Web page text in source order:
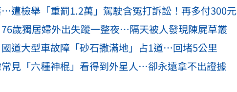
遭檢舉「重罰1.2萬」駕駛含冤打訴訟！再多付300元
歲獨居婦外出失蹤一整夜…隔天被人發現陳屍草叢
道大型車故障「砂石撒滿地」占1道…回堵5公里
見「六種神棍」看得到外星人…卻永遠拿不出證據